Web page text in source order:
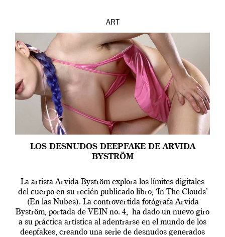
ART
LOS DESNUDOS DEEPFAKE DE ARVIDA
BYSTRÖM
La artista Arvida Byström explora los límites digitales
del cuerpo en su recién publicado libro, ‘In The Clouds’
(En las Nubes). La controvertida fotógrafa Arvida
Byström, portada de VEIN no. 4, ha dado un nuevo giro
a su práctica artística al adentrarse en el mundo de los
deepfakes, creando una serie de desnudos generados